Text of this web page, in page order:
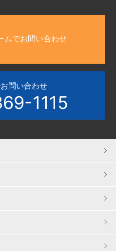
ムでお問い合わせ
問い合わせ
1115